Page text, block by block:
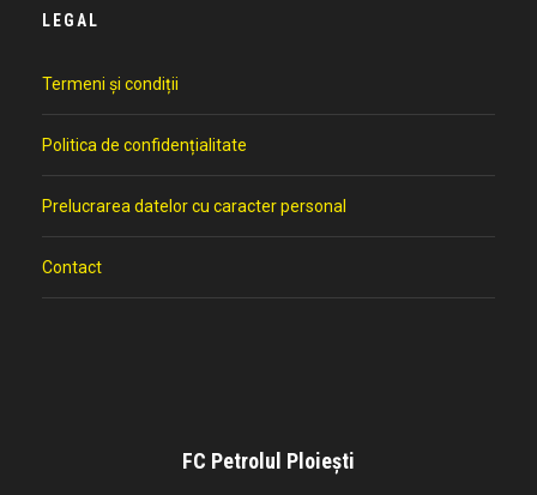
LEGAL
Termeni și condiții
Politica de confidențialitate
Prelucrarea datelor cu caracter personal
Contact
FC Petrolul Ploiești